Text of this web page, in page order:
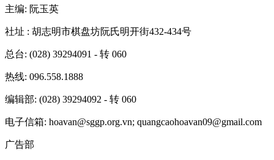
主编: 阮玉英
社址 : 胡志明市棋盘坊阮氏明开街432-434号
总台: (028) 39294091 - 转 060
热线: 096.558.1888
编辑部: (028) 39294092 - 转 060
电子信箱: hoavan@sggp.org.vn; quangcaohoavan09@gmail.com
广告部